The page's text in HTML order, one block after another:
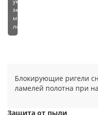
экстерьер
много
лет.
Блокирующие ригели
ламелей полотна при
Защита от пыли